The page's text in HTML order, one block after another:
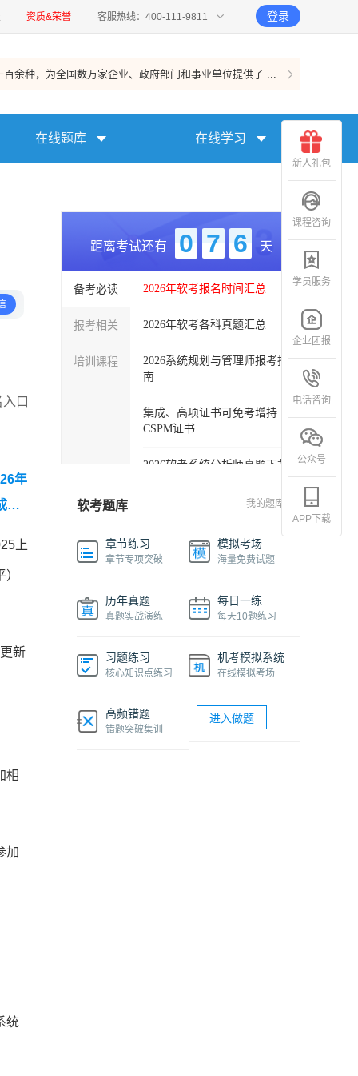
资质&荣誉 客服热线：400-111-9811 登录
百余种，为全国数万家企业、政府部门和事业单位提供了 ...
在线题库 在线学习
口
年
项
上
新
相
加
统
距离考试还有 0 7 6 天
备考必读
报考相关
培训课程
2026年软考报名时间汇总
2026年软考各科真题汇总
2026系统规划与管理师报考指
南
集成、高项证书可免考增持
CSPM证书
2026软考系统分析师真题下载
软考各科目自学必备学习包
2027年信息系统项目管理师精
品班
费课程
机考系统操作流程及画图讲解
软考网络工程师视频课程
软考题库 我的题库
章节练习
章节专项突破
模拟考场
海量免费试题
历年真题
真题实战演练
每日一练
每天10题练习
习题练习
核心知识点练习
机考模拟系统
在线模拟考场
高频错题
错题突破集训
进入做题
新人礼包
课程咨询
学员服务
企业团报
电话咨询
公众号
APP下载